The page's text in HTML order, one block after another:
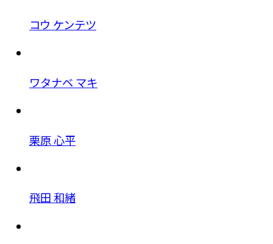
コウ ケンテツ
ワタナベ マキ
栗原 心平
飛田 和緒